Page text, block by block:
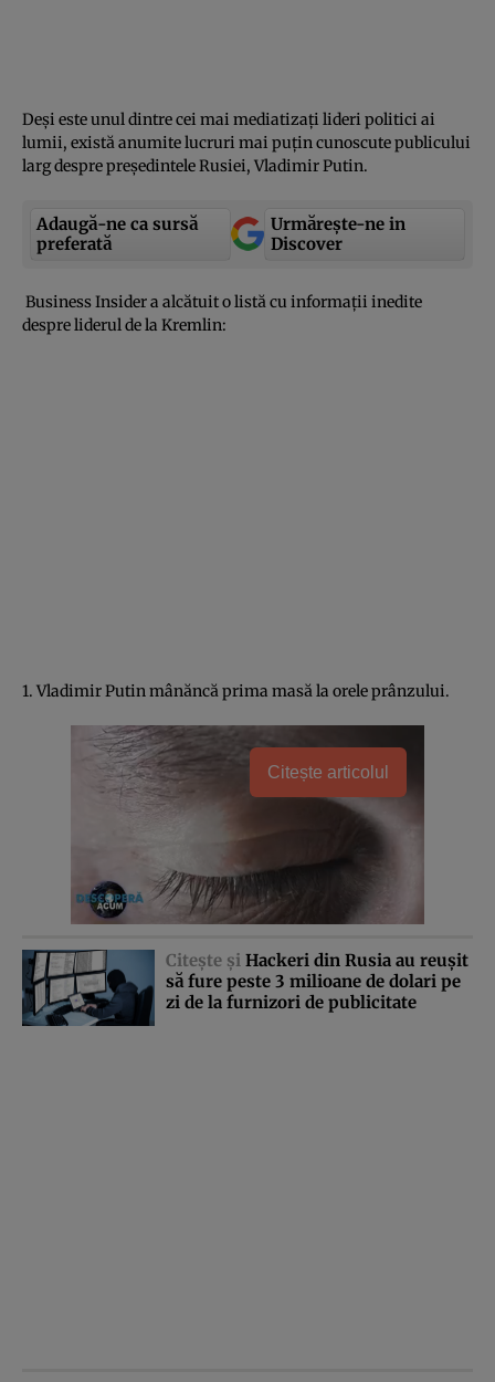
Deşi este unul dintre cei mai mediatizaţi lideri politici ai
lumii, există anumite lucruri mai puţin cunoscute publicului
larg despre preşedintele Rusiei, Vladimir Putin.
Adaugă-ne ca sursă
preferată
Urmărește-ne in
Discover
Business Insider a alcătuit o listă cu informaţii inedite
despre liderul de la Kremlin:
1. Vladimir Putin mânăncă prima masă la orele prânzului.
Citește articolul
Citeşte şi Hackeri din Rusia au reuşit
să fure peste 3 milioane de dolari pe
zi de la furnizori de publicitate